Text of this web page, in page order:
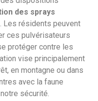
des sprays
Les résidents peuvent
ces pulvérisateurs
protéger contre les
vise principalement
en montagne ou dans
avec la faune
sécurité.